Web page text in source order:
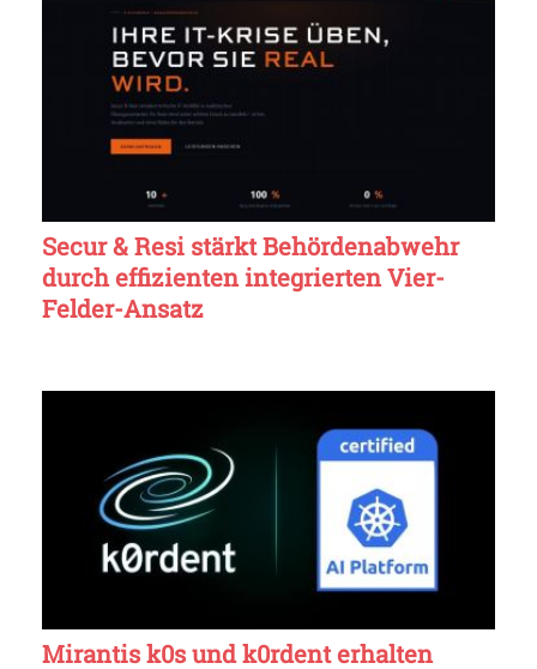
Secur & Resi stärkt Behördenabwehr
durch effizienten integrierten Vier-
Felder-Ansatz
Mirantis k0s und k0rdent erhalten